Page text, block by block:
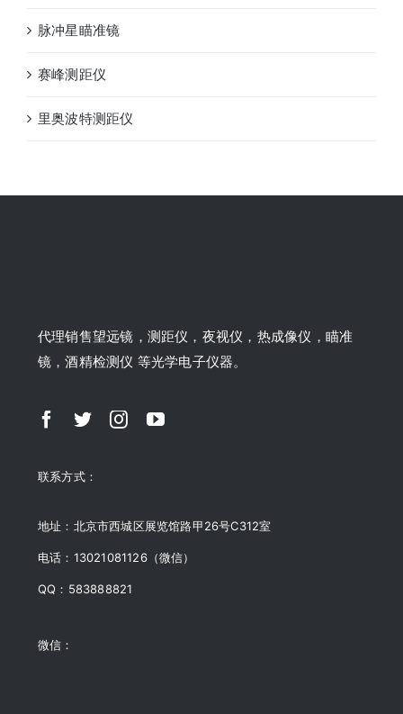
脉冲星瞄准镜
赛峰测距仪
里奥波特测距仪
代理销售望远镜，测距仪，夜视仪，热成像仪，瞄准
镜，酒精检测仪 等光学电子仪器。
联系方式：
地址：北京市西城区展览馆路甲26号C312室
电话：13021081126（微信）
QQ：583888821
微信：